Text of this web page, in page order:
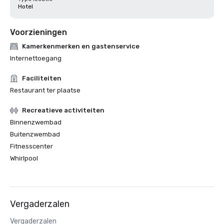
Hotel
Voorzieningen
Kamerkenmerken en gastenservice
Internettoegang
Faciliteiten
Restaurant ter plaatse
Recreatieve activiteiten
Binnenzwembad
Buitenzwembad
Fitnesscenter
Whirlpool
Vergaderzalen
Vergaderzalen